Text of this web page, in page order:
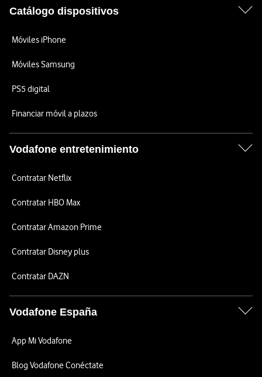
Catálogo dispositivos
Móviles iPhone
Móviles Samsung
PS5 digital
Financiar móvil a plazos
Vodafone entretenimiento
Contratar Netflix
Contratar HBO Max
Contratar Amazon Prime
Contratar Disney plus
Contratar DAZN
Vodafone España
App Mi Vodafone
Blog Vodafone Conéctate